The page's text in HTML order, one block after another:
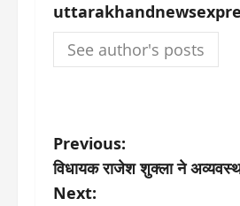
See author's posts
P
o
Previous:
विधायक राजेश शुक्ला ने
Next: